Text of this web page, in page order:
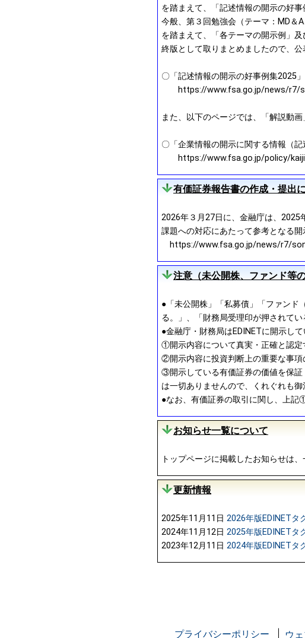
を踏まえて、「記述情報の開示の好
今般、第３回勉強会（テーマ：MD＆
を踏まえて、「各テーマの開示例」
終版として取りまとめましたので、公
〇「記述情報の開示の好事例集2025
https://www.fsa.go.jp/news/r7/
また、以下のページでは、「解説動
〇「企業情報の開示に関する情報（記
https://www.fsa.go.jp/policy/
有価証券報告書の作成・提出
2026年３月27日に、金融庁は、2025
課題への対応にあたって参考となる
https://www.fsa.go.jp/news/r7/
注意（未公開株、ファンド等
●「未公開株」「私募債」「ファンド
る。」、「財務局受理印が押されて
●金融庁・財務局はEDINETに開示して
①開示内容について真実・正確と認定
②開示内容に投資判断上の重要な事項
③開示している有価証券の価値を保証
は一切ありませんので、くれぐれも御
●なお、有価証券の取引に関し、上記
お知らせ一覧について
トップページに掲載したお知らせは
更新情報
2025年11月11日 2026年版EDINETタ
2024年11月12日 2025年版EDINETタ
2023年12月11日 2024年版EDINETタ
プライバシーポリシー ウ